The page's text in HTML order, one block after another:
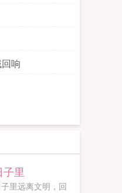
响
里
里远离文明，回